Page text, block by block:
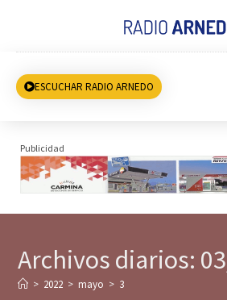
ESCUCHAR RADIO ARNEDO
Publicidad
Archivos diarios:
> 2022 > mayo > 3